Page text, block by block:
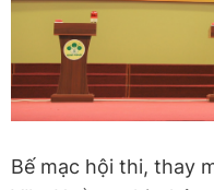
Bế mạc hội thi, thay